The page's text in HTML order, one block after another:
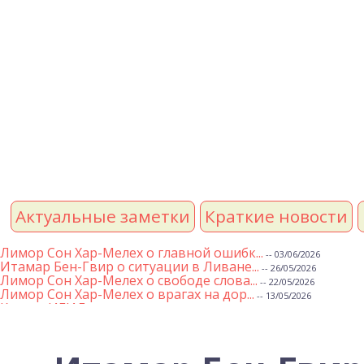
Актуальные заметки Краткие новости
Лимор Сон Хар-Мелех о главной ошибк... -- 03/06/2026
Итамар Бен-Гвир о ситуации в Ливане... -- 26/05/2026
Лимор Сон Хар-Мелех о свободе слова... -- 22/05/2026
Лимор Сон Хар-Мелех о врагах на дор... -- 13/05/2026
Клятва ИГИЛ